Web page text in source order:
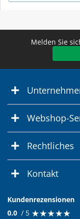
Melden Sie
Webshop-
Rechtliches
Kontakt
Kundenrezensionen
0.0 / 5 ★★★★★
★★★★★